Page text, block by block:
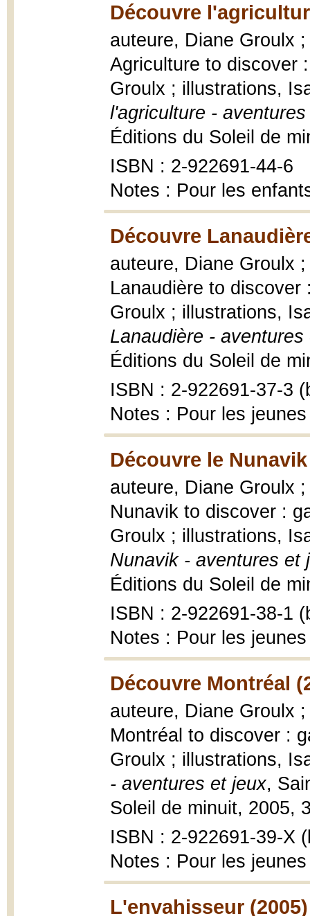
Découvre
auteure, Diane Groulx
Agriculture to discover
Groulx ; illustrations,
l'agriculture -
Éditions du Soleil de
ISBN : 2-922691-44-6
Notes : Pour les
Découvre
auteure, Diane Groulx
Lanaudière to
Groulx ; illustrations,
Lanaudière - aventures
Éditions du Soleil de
ISBN : 2-922691-37-3
Notes : Pour les
Découvre le
auteure, Diane Groulx
Nunavik to discover :
Groulx ; illustrations,
Nunavik - aventures et
Éditions du Soleil de
ISBN : 2-922691-38-1
Notes : Pour les
Découvre Montréal
auteure, Diane Groulx
Montréal to discover :
Groulx ; illustrations,
- aventures et jeux,
Soleil de minuit, 2005,
ISBN : 2-922691-39-X
Notes : Pour les
L'envahisseur (2005)